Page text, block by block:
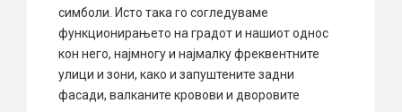
симболи. Исто така го согледуваме
функционирањето на градот и нашиот однос
кон него, најмногу и најмалку фреквентните
улици и зони, како и запуштените задни
фасади, валканите кровови и дворовите